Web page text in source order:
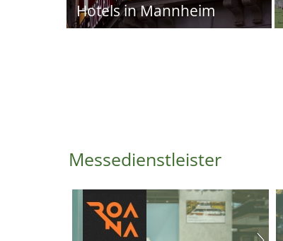
Hotels in Mannheim
Messedienstleister